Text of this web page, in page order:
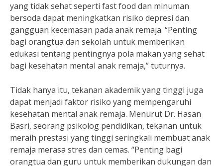
yang tidak sehat seperti fast food dan minuman
bersoda dapat meningkatkan risiko depresi dan
gangguan kecemasan pada anak remaja. “Penting
bagi orangtua dan sekolah untuk memberikan
edukasi tentang pentingnya pola makan yang sehat
bagi kesehatan mental anak remaja,” tuturnya.
Tidak hanya itu, tekanan akademik yang tinggi juga
dapat menjadi faktor risiko yang mempengaruhi
kesehatan mental anak remaja. Menurut Dr. Hasan
Basri, seorang psikolog pendidikan, tekanan untuk
meraih prestasi yang tinggi seringkali membuat anak
remaja merasa stres dan cemas. “Penting bagi
orangtua dan guru untuk memberikan dukungan dan